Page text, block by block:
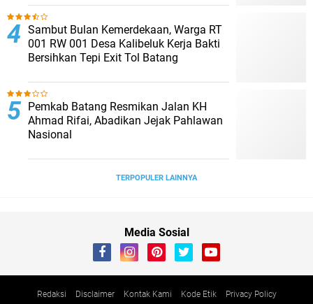
Sambut Bulan Kemerdekaan, Warga RT
001 RW 001 Desa Kalibeluk Kerja Bakti
Bersihkan Tepi Exit Tol Batang
Pemkab Batang Resmikan Jalan KH
Ahmad Rifai, Abadikan Jejak Pahlawan
Nasional
TERPOPULER LAINNYA
Media Sosial
Redaksi Disclaimer Kontak Kami Kode Etik Privacy Policy